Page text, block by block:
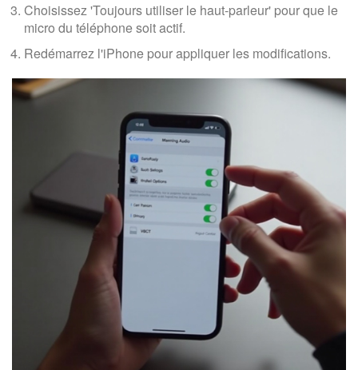
Choisissez 'Toujours utiliser le haut-parleur' pour que le
micro du téléphone soit actif.
Redémarrez l'iPhone pour appliquer les modifications.